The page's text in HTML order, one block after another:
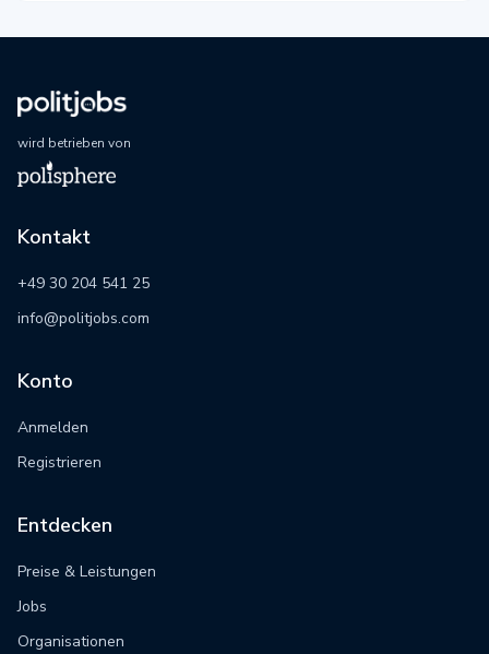
wird betrieben von
Kontakt
+49 30 204 541 25
info@politjobs.com
Konto
Anmelden
Registrieren
Entdecken
Preise & Leistungen
Jobs
Organisationen